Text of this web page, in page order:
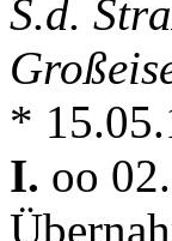
S.d.
*
I. oo